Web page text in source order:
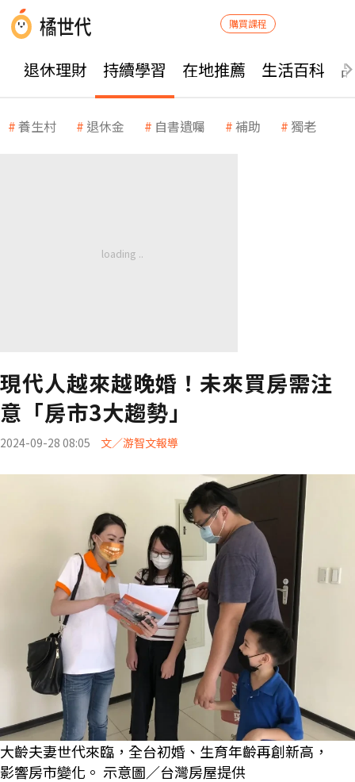
購買課程
退休理財 持續學習 在地推薦 生活百科
養生村 退休金 自書遺囑 補助 獨老
現代人越來越晚婚！未來買房需注
意「房市3大趨勢」
2024-09-28 08:05 文／游智文報導
大齡夫妻世代來臨，全台初婚、生育年齡再創新高，
影響房市變化。 示意圖／台灣房屋提供